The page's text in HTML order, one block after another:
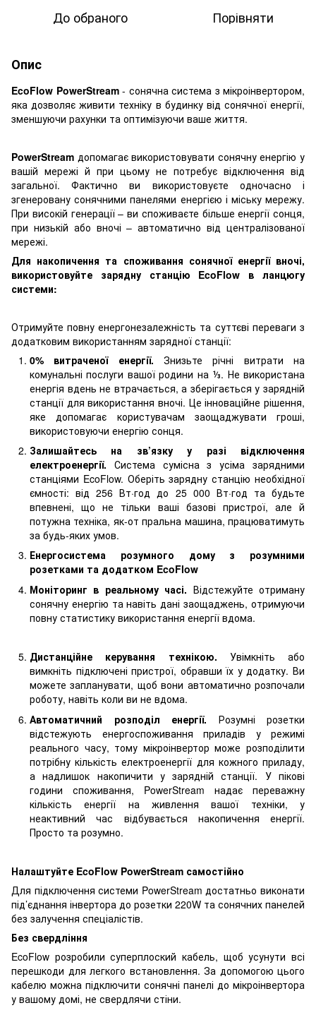
До обраного Порівняти
Опис
EcoFlow PowerStream- сонячна система з мікроінвертором,
яка дозволяє живити техніку в будинку від сонячної енергії,
зменшуючи рахунки та оптимізуючи ваше життя.
PowerStream допомагає використовувати сонячну енергію у
вашій мережі й при цьому не потребує відключення від
загальної. Фактично ви використовуєте одночасно і
згенеровану сонячними панелями енергією і міську мережу.
При високій генерації – ви споживаєте більше енергії сонця,
при низькій або вночі – автоматично від централізованої
мережі.
Для накопичення та споживання сонячної енергії вночі,
використовуйте зарядну станцію EcoFlow в ланцюгу
системи:
Отримуйте повну енергонезалежність та суттєві переваги з
додатковим використанням зарядної станції:
0% витраченої енергії. Знизьте річні витрати на
комунальні послуги вашої родини на ⅓. Не використана
енергія вдень не втрачається, а зберігається у зарядній
станції для використання вночі. Це інноваційне рішення,
яке допомагає користувачам заощаджувати гроші,
використовуючи енергію сонця.
Залишайтесь на зв’язку у разі відключення
електроенергії. Система сумісна з усіма зарядними
станціями EcoFlow. Оберіть зарядну станцію необхідної
ємності: від 256 Вт·год до 25 000 Вт·год та будьте
впевнені, що не тільки ваші базові пристрої, але й
потужна техніка, як-от пральна машина, працюватимуть
за будь-яких умов.
Енергосистема розумного дому з розумними
розетками та додатком EcoFlow
Моніторинг в реальному часі. Відстежуйте отриману
сонячну енергію та навіть дані заощаджень, отримуючи
повну статистику використання енергії вдома.
Дистанційне керування технікою. Увімкніть або
вимкніть підключені пристрої, обравши їх у додатку. Ви
можете запланувати, щоб вони автоматично розпочали
роботу, навіть коли ви не вдома.
Автоматичний розподіл енергії. Розумні розетки
відстежують енергоспоживання приладів у режимі
реального часу, тому мікроінвертор може розподілити
потрібну кількість електроенергії для кожного приладу,
а надлишок накопичити у зарядній станції. У пікові
години споживання, PowerStream надає переважну
кількість енергії на живлення вашої техніки, у
неактивний час відбувається накопичення енергії.
Просто та розумно.
Налаштуйте EcoFlow PowerStream самостійно
Для підключення системи PowerStream достатньо виконати
під’єднання інвертора до розетки 220W та сонячних панелей
без залучення спеціалістів.
Без свердління
EcoFlow розробили суперплоский кабель, щоб усунути всі
перешкоди для легкого встановлення. За допомогою цього
кабелю можна підключити сонячні панелі до мікроінвертора
у вашому домі, не свердлячи стіни.